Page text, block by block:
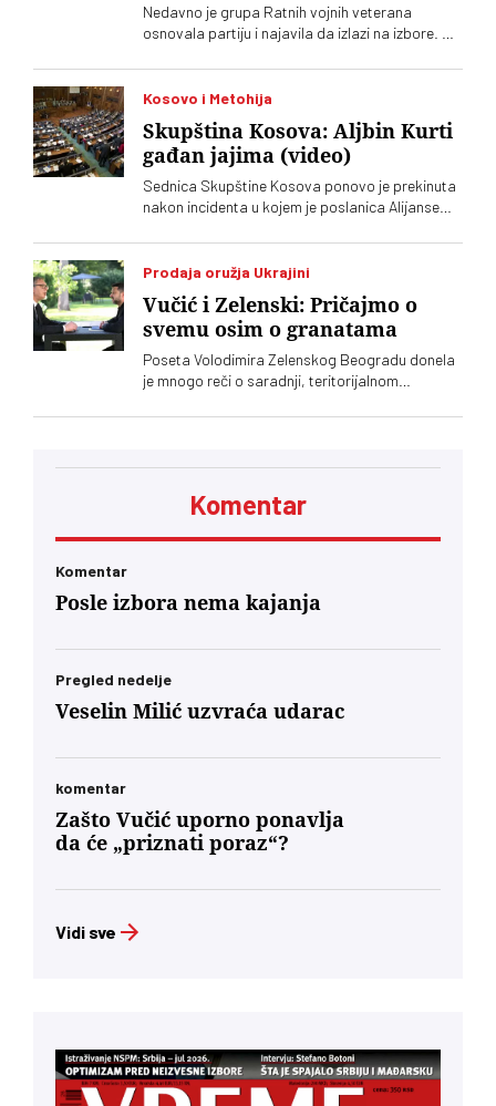
Nedavno je grupa Ratnih vojnih veterana
osnovala partiju i najavila da izlazi na izbore. Oni
se od njih
Kosovo i Metohija
Skupština Kosova: Aljbin Kurti
gađan jajima (video)
Sednica Skupštine Kosova ponovo je prekinuta
nakon incidenta u kojem je poslanica Alijanse
premijera Aljbina Kurtija
Prodaja oružja Ukrajini
Vučić i Zelenski: Pričajmo o
svemu osim o granatama
Poseta Volodimira Zelenskog Beogradu donela
je mnogo reči o saradnji, teritorijalnom
ostala gotovo netaknuta – srpsko oružje koje
Zelenski o tome javno nisu želeli mnogo da kažu,
Komentar
Komentar
Posle izbora nema kajanja
Pregled nedelje
Veselin Milić uzvraća udarac
komentar
Zašto Vučić uporno ponavlja
da će „priznati poraz“?
Vidi sve